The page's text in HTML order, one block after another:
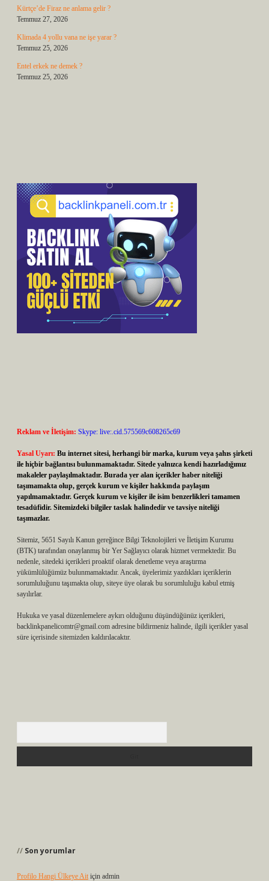
Kürtçe’de Firaz ne anlama gelir ?
Temmuz 27, 2026
Klimada 4 yollu vana ne işe yarar ?
Temmuz 25, 2026
Entel erkek ne demek ?
Temmuz 25, 2026
Reklam ve İletişim: Skype: live:.cid.575569c608265c69
Yasal Uyarı: Bu internet sitesi, herhangi bir marka, kurum veya şahıs şirketi
ile hiçbir bağlantısı bulunmamaktadır. Sitede yalnızca kendi hazırladığımız
makaleler paylaşılmaktadır. Burada yer alan içerikler haber niteliği
taşımamakta olup, gerçek kurum ve kişiler hakkında paylaşım
yapılmamaktadır. Gerçek kurum ve kişiler ile isim benzerlikleri tamamen
tesadüfidir. Sitemizdeki bilgiler taslak halindedir ve tavsiye niteliği
taşımazlar.
Sitemiz, 5651 Sayılı Kanun gereğince Bilgi Teknolojileri ve İletişim Kurumu
(BTK) tarafından onaylanmış bir Yer Sağlayıcı olarak hizmet vermektedir. Bu
nedenle, sitedeki içerikleri proaktif olarak denetleme veya araştırma
yükümlülüğümüz bulunmamaktadır. Ancak, üyelerimiz yazdıkları içeriklerin
sorumluluğunu taşımakta olup, siteye üye olarak bu sorumluluğu kabul etmiş
sayılırlar.
Hukuka ve yasal düzenlemelere aykırı olduğunu düşündüğünüz içerikleri,
backlinkpanelicomtr@gmail.com adresine bildirmeniz halinde, ilgili içerikler yasal
süre içerisinde sitemizden kaldırılacaktır.
Son yorumlar
Profilo Hangi Ülkeye Ait için admin